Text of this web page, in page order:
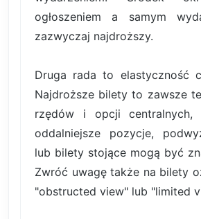
ogłoszeniem a samym
zazwyczaj najdroższy.
Druga rada to elastyczność
Najdroższe bilety to zawsze
rzędów i opcji centralnych,
oddalniejsze pozycje,
lub bilety stojące mogą być
Zwróć uwagę także na bilety
"obstructed view" lub "limited